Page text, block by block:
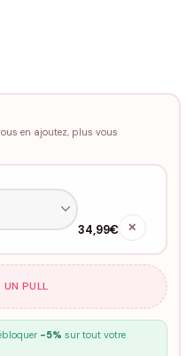
en ajoutez, plus vous
34,99€ ✕
UN PULL
-5% sur tout votre